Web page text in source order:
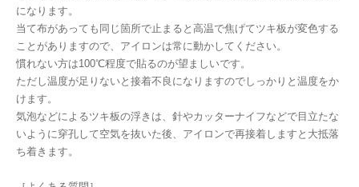
になります。
当て布があっても同じ箇所で止まると高温で焦げてツキ板が変色する
ことがありますので、アイロンは常に動かしてください。
慣れない方は100℃程度で貼るのが望ましいです。
ただし温度が足りないと接着不良になりますのでしっかりと温度をか
けます。
気泡などによるツキ板の浮きは、針やカッターナイフなどで目立たな
いように穿孔して空気を抜いた後、アイロンで再接着しますと大抵落
ち着きます。